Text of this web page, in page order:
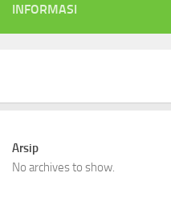
INFORMASI
Arsip
No archives to show.